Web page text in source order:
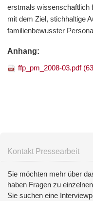
erstmals wissenschaftlich
mit dem Ziel, stichhaltige
familienbewusster
Anhang:
ffp_pm_2008-03.pdf
Kontakt Pressearbeit
Sie möchten mehr über
haben Fragen zu
Sie suchen eine